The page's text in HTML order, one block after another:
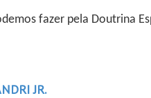
fazer pela Doutrina
JR.